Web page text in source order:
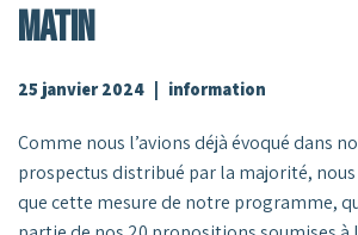
Matin
25 janvier 2024 information
Comme nous l’avions déjà évoqué dans
prospectus distribué par la majorité,
que cette mesure de notre programme,